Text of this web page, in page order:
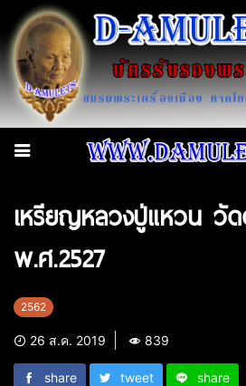
เหรียญหลวงปู่แหวน วั
พ.ศ.2527
2562
26 ส.ค. 2019 839
share tweet share